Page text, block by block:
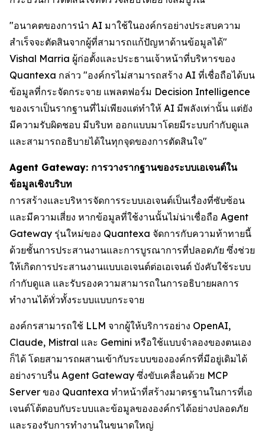
"อนาคตของการนำ AI มาใช้ในองค์กรอย่างประสบความ
สำเร็จจะตัดสินจากผู้ที่สามารถแก้ปัญหาด้านข้อมูลได้"
Vishal Marria ผู้ก่อตั้งและประธานเจ้าหน้าที่บริหารของ
Quantexa กล่าว "องค์กรไม่สามารถสร้าง AI ที่เชื่อถือได้บน
ข้อมูลที่กระจัดกระจาย แพลตฟอร์ม Decision Intelligence
ของเราเป็นรากฐานที่ไม่เพียงแต่ทำให้ AI มีพลังเท่านั้น แต่ยัง
มีความรับผิดชอบ มีบริบท ออกแบบมาโดยมีระบบกำกับดูแล
และสามารถอธิบายได้ในทุกจุดของการตัดสินใจ"
Agent Gateway: การวางรากฐานของระบบเอเจนต์ใน
ข้อมูลเชิงบริบท
การสร้างและบริหารจัดการระบบเอเจนต์เป็นเรื่องที่ซับซ้อน
และมีความเสี่ยง หากข้อมูลที่ใช้งานนั้นไม่น่าเชื่อถือ Agent
Gateway รุ่นใหม่ของ Quantexa จัดการกับความท้าทายนี้
ด้วยชั้นการประสานงานและการบูรณาการที่ปลอดภัย ซึ่งช่วย
ให้เกิดการประสานงานแบบเอเจนต์ต่อเอเจนต์ บังคับใช้ระบบ
กำกับดูแล และรับรองความสามารถในการอธิบายผลการ
ทำงานได้ทั่วทั้งระบบแบบกระจาย
องค์กรสามารถใช้ LLM จากผู้ให้บริการอย่าง OpenAI,
Claude, Mistral และ Gemini หรือใช้แบบจำลองของตนเอง
ก็ได้ โดยสามารถผสานเข้ากับระบบขององค์กรที่มีอยู่เดิมได้
อย่างราบรื่น Agent Gateway ซึ่งขับเคลื่อนด้วย MCP
Server ของ Quantexa ทำหน้าที่สร้างมาตรฐานในการที่เอ
เจนต์โต้ตอบกับระบบและข้อมูลขององค์กรได้อย่างปลอดภัย
และรองรับการทำงานในขนาดใหญ่